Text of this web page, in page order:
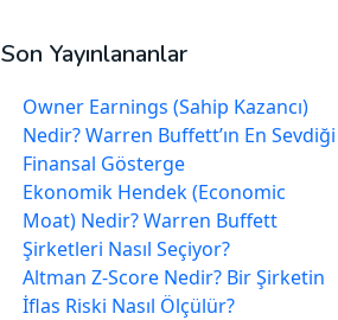
Son Yayınlananlar
Owner Earnings (Sahip Kazancı)
Nedir? Warren Buffett’ın En Sevdiği
Finansal Gösterge
Ekonomik Hendek (Economic
Moat) Nedir? Warren Buffett
Şirketleri Nasıl Seçiyor?
Altman Z-Score Nedir? Bir Şirketin
İflas Riski Nasıl Ölçülür?